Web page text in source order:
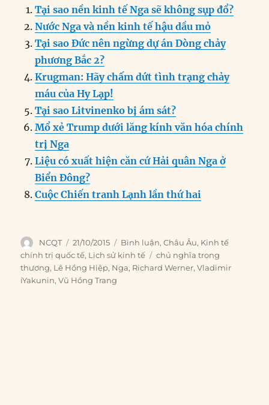
e
b
o
o
k
e
d
I
n
l
e
n
er
s
A
p
g
r
m
t
re
Tại sao nền kinh tế Nga sẽ không sụp đổ?
Nước Nga và nền kinh tế hậu dầu mỏ
Tại sao Đức nên ngừng dự án Dòng chảy
phương Bắc 2?
Krugman: Hãy chấm dứt tình trạng chảy
máu của Hy Lạp!
Tại sao Litvinenko bị ám sát?
Mổ xẻ Trump dưới lăng kính văn hóa chính
trị Nga
Liệu có xuất hiện căn cứ Hải quân Nga ở
Biển Đông?
Cuộc Chiến tranh Lạnh lần thứ hai
Author
NCQT
Posted
on
21/10/2015 Categories
Bình luận,Châu Âu, Kinh tế
chính trị quốc tế, Lịch sử kinh tế Tags
chủ nghĩa trọng
thương, Lê Hồng Hiệp, Nga, Richard Werner,Vladimir
iYakunin,Vũ Hồng Trang